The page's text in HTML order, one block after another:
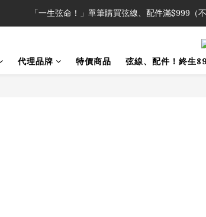
「一生弦命！」單筆購買弦線、配件滿$999（
「一生弦命！」單筆購買弦線、配件滿$999（
加入會員即領2000元購物金
「一生弦命！」單筆購買弦線、配件滿$999（
代理品牌 特價商品 弦線、配件！終生